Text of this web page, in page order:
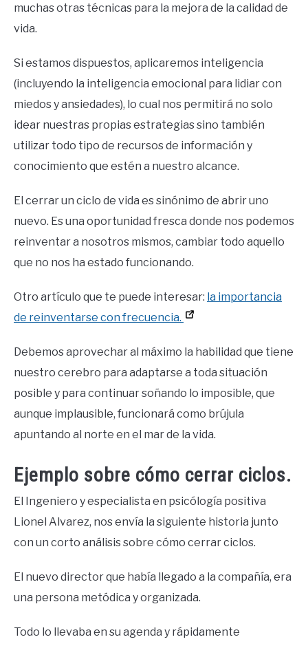
muchas otras técnicas para la mejora de la calidad de
vida.
Si estamos dispuestos, aplicaremos inteligencia
(incluyendo la inteligencia emocional para lidiar con
miedos y ansiedades), lo cual nos permitirá no solo
idear nuestras propias estrategias sino también
utilizar todo tipo de recursos de información y
conocimiento que estén a nuestro alcance.
El cerrar un ciclo de vida es sinónimo de abrir uno
nuevo. Es una oportunidad fresca donde nos podemos
reinventar a nosotros mismos, cambiar todo aquello
que no nos ha estado funcionando.
Otro artículo que te puede interesar: la importancia
de reinventarse con frecuencia.
Debemos aprovechar al máximo la habilidad que tiene
nuestro cerebro para adaptarse a toda situación
posible y para continuar soñando lo imposible, que
aunque implausible, funcionará como brújula
apuntando al norte en el mar de la vida.
Ejemplo sobre cómo cerrar ciclos.
El Ingeniero y especialista en psicólogía positiva
Lionel Alvarez, nos envía la siguiente historia junto
con un corto análisis sobre cómo cerrar ciclos.
El nuevo director que había llegado a la compañía, era
una persona metódica y organizada.
Todo lo llevaba en su agenda y rápidamente